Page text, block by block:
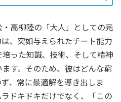
高柳陸の「大人」としての完
、突如与えられたチート能力
った知識、技術、そして精神
す。そのため、彼はどんな窮
、常に最適解を導き出しま
ドキドキだけでなく、「この